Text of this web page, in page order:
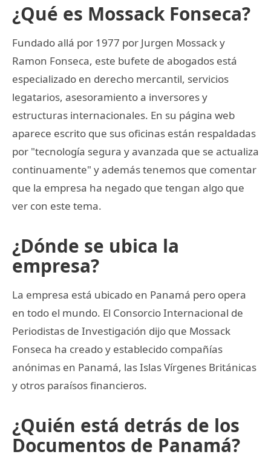
¿Qué es Mossack Fonseca?
Fundado allá por 1977 por Jurgen Mossack y
Ramon Fonseca, este bufete de abogados está
especializado en derecho mercantil, servicios
legatarios, asesoramiento a inversores y
estructuras internacionales. En su página web
aparece escrito que sus oficinas están respaldadas
por "tecnología segura y avanzada que se actualiza
continuamente" y además tenemos que comentar
que la empresa ha negado que tengan algo que
ver con este tema.
¿Dónde se ubica la
empresa?
La empresa está ubicado en Panamá pero opera
en todo el mundo. El Consorcio Internacional de
Periodistas de Investigación dijo que Mossack
Fonseca ha creado y establecido compañías
anónimas en Panamá, las Islas Vírgenes Británicas
y otros paraísos financieros.
¿Quién está detrás de los
Documentos de Panamá?